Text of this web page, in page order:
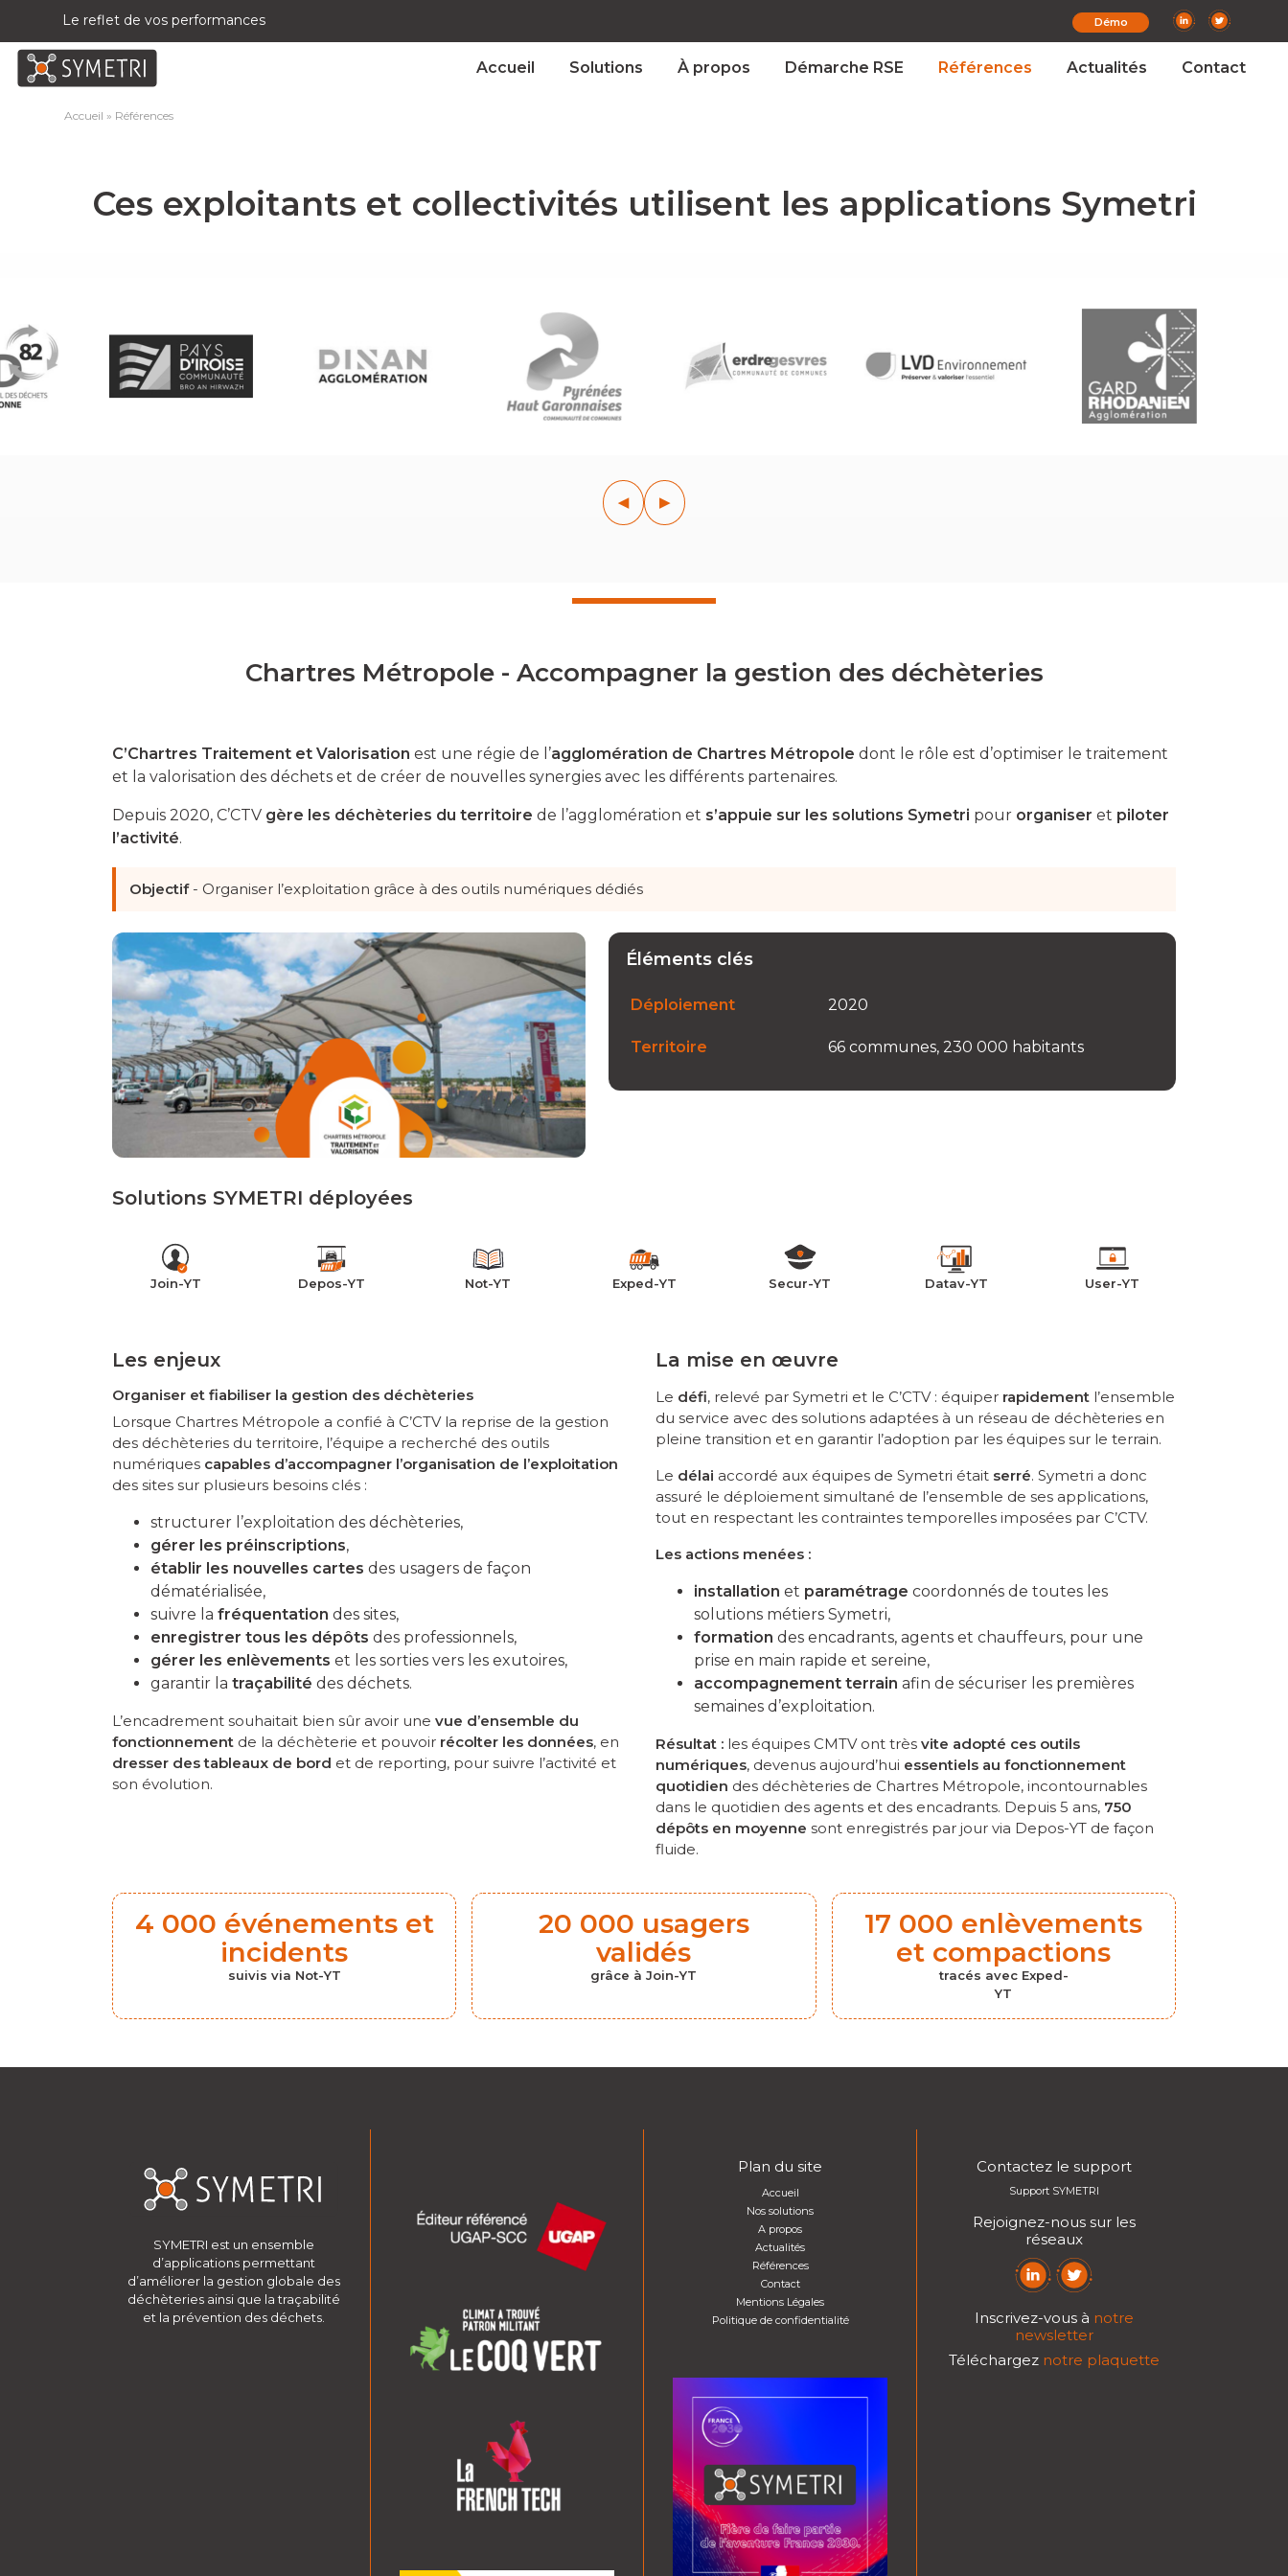
Le reflet de vos performances Démo
Accueil Solutions À propos Démarche RSE Références Actualités Contact
Accueil » Références
Ces exploitants et collectivités utilisent les applications Symetri
◀ ▶
Chartres Métropole - Accompagner la gestion des déchèteries
C’Chartres Traitement et Valorisation est une régie de l’agglomération de Chartres Métropole dont le rôle est d’optimiser le traitement
et la valorisation des déchets et de créer de nouvelles synergies avec les différents partenaires.
Depuis 2020, C’CTV gère les déchèteries du territoire de l’agglomération et s’appuie sur les solutions Symetri pour organiser et piloter
l’activité.
Objectif- Organiser l’exploitation grâce à des outils numériques dédiés
Éléments clés
Déploiement 2020
Territoire 66 communes, 230 000 habitants
Solutions SYMETRI déployées
Join-YT Depos-YT Not-YT Exped-YT Secur-YT Datav-YT User-YT
Les enjeux
Organiser et fiabiliser la gestion des déchèteries
Lorsque Chartres Métropole a confié à C’CTV la reprise de la gestion
des déchèteries du territoire, l’équipe a recherché des outils
numériques capables d’accompagner l’organisation de l’exploitation
des sites sur plusieurs besoins clés :
structurer l’exploitation des déchèteries,
gérer les préinscriptions,
établir les nouvelles cartes des usagers de façon
dématérialisée,
suivre la fréquentation des sites,
enregistrer tous les dépôts des professionnels,
gérer les enlèvements et les sorties vers les exutoires,
garantir la traçabilité des déchets.
L’encadrement souhaitait bien sûr avoir une vue d’ensemble du
fonctionnement de la déchèterie et pouvoir récolter les données, en
dresser des tableaux de bord et de reporting, pour suivre l’activité et
son évolution.
La mise en œuvre
Le défi, relevé par Symetri et le C’CTV : équiper rapidement l’ensemble
du service avec des solutions adaptées à un réseau de déchèteries en
pleine transition et en garantir l’adoption par les équipes sur le terrain.
Le délai accordé aux équipes de Symetri était serré. Symetri a donc
assuré le déploiement simultané de l’ensemble de ses applications,
tout en respectant les contraintes temporelles imposées par C’CTV.
Les actions menées :
installation et paramétrage coordonnés de toutes les
solutions métiers Symetri,
formation des encadrants, agents et chauffeurs, pour une
prise en main rapide et sereine,
accompagnement terrain afin de sécuriser les premières
semaines d’exploitation.
Résultat : les équipes CMTV ont très vite adopté ces outils
numériques, devenus aujourd’hui essentiels au fonctionnement
quotidien des déchèteries de Chartres Métropole, incontournables
dans le quotidien des agents et des encadrants. Depuis 5 ans, 750
dépôts en moyenne sont enregistrés par jour via Depos-YT de façon
fluide.
4 000 événements et
incidents
suivis via Not-YT
20 000 usagers
validés
grâce à Join-YT
17 000 enlèvements
et compactions
tracés avec Exped-
YT
SYMETRI est un ensemble
d’applications permettant
d’améliorer la gestion globale des
déchèteries ainsi que la traçabilité
et la prévention des déchets.
Plan du site
Accueil
Nos solutions
A propos
Actualités
Références
Contact
Mentions Légales
Politique de confidentialité
Contactez le support
Support SYMETRI
Rejoignez-nous sur les
réseaux
Inscrivez-vous à notre
newsletter
Téléchargez notre plaquette